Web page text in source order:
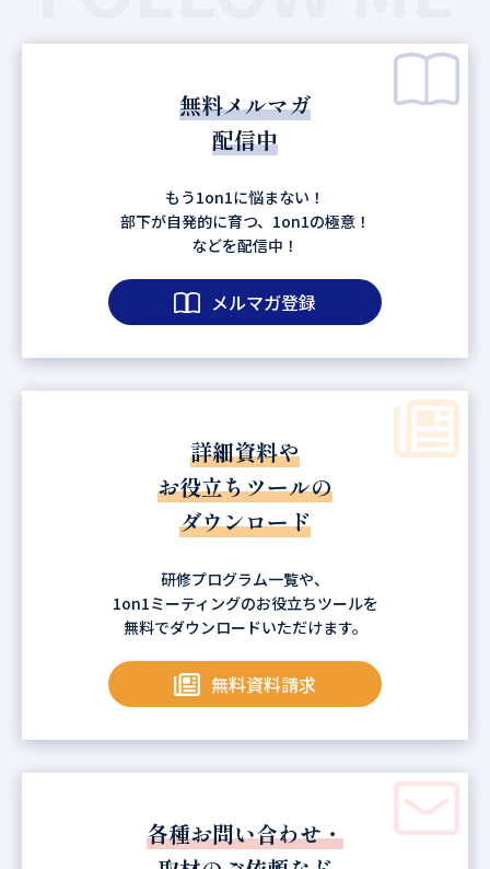
無料メルマガ
配信中
もう1on1に悩まない！
部下が自発的に育つ、1on1の極意！
などを配信中！
メルマガ登録
詳細資料や
お役立ちツールの
ダウンロード
研修プログラム一覧や、
1on1ミーティングのお役立ちツールを
無料でダウンロードいただけます。
無料資料請求
各種お問い合わせ・